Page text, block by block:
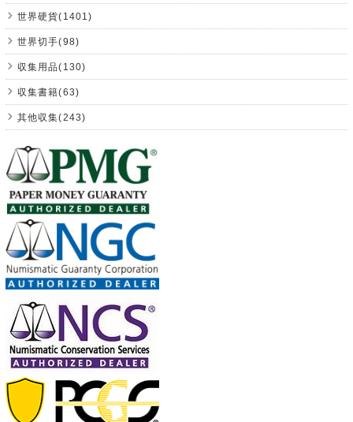
世界硬貨(1401)
世界切手(98)
収集用品(130)
収集書籍(63)
其他収集(243)